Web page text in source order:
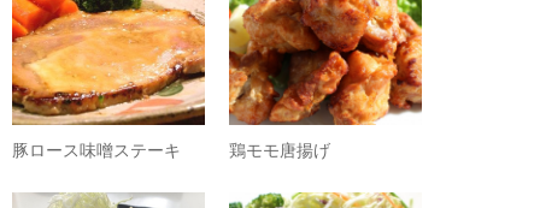
豚ロース味噌ステーキ 鶏モモ唐揚げ